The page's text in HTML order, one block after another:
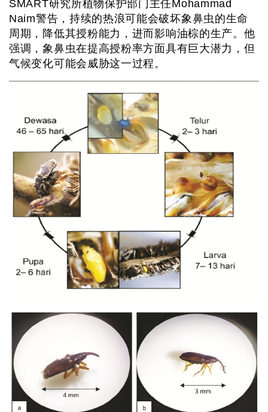
SMART研究所植物保护部门主任Mohammad
Naim警告，持续的热浪可能会破坏象鼻虫的生命
周期，降低其授粉能力，进而影响油棕的生产。他
强调，象鼻虫在提高授粉率方面具有巨大潜力，但
气候变化可能会威胁这一过程。